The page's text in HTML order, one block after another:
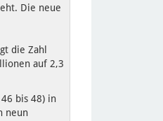
Die neue
die Zahl
auf 2,3
bis 48) in
neun